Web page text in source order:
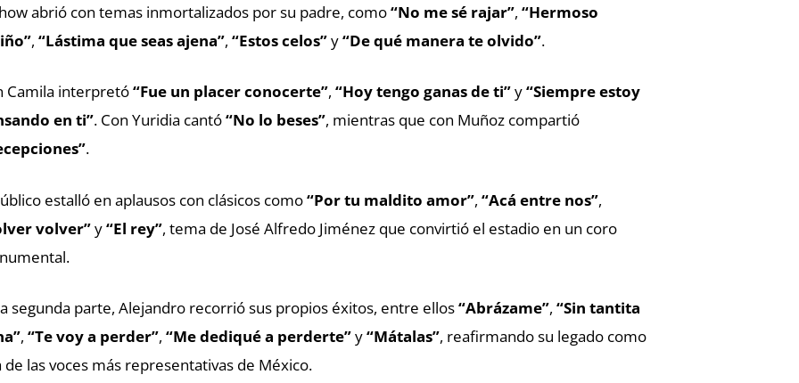
abrió con temas inmortalizados por su padre, como“No me sé rajar”,“Hermoso
,“Lástima que seas ajena”,“Estos celos”y“De qué manera te olvido”.
Camila interpretó“Fue un placer conocerte”,“Hoy tengo ganas de ti”y“Siempre estoy
en ti”. Con Yuridia cantó“No lo beses”, mientras que con Muñoz compartió
.
estalló en aplausos con clásicos como“Por tu maldito amor”,“Acá entre nos”,
volver”y“El rey”, tema de José Alfredo Jiménez que convirtió el estadio en un coro
segunda parte, Alejandro recorrió sus propios éxitos, entre ellos“Abrázame”,“Sin tantita
,“Te voy a perder”,“Me dediqué a perderte”y“Mátalas”, reafirmando su legado como
de las voces más representativas de México.